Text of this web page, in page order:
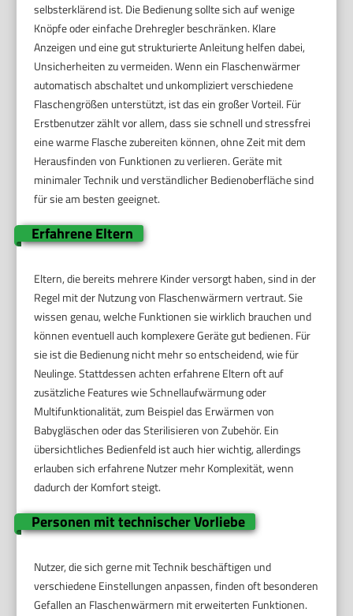
selbsterklärend ist. Die Bedienung sollte sich auf wenige
Knöpfe oder einfache Drehregler beschränken. Klare
Anzeigen und eine gut strukturierte Anleitung helfen dabei,
Unsicherheiten zu vermeiden. Wenn ein Flaschenwärmer
automatisch abschaltet und unkompliziert verschiedene
Flaschengrößen unterstützt, ist das ein großer Vorteil. Für
Erstbenutzer zählt vor allem, dass sie schnell und stressfrei
eine warme Flasche zubereiten können, ohne Zeit mit dem
Herausfinden von Funktionen zu verlieren. Geräte mit
minimaler Technik und verständlicher Bedienoberfläche sind
für sie am besten geeignet.
Erfahrene Eltern
Eltern, die bereits mehrere Kinder versorgt haben, sind in der
Regel mit der Nutzung von Flaschenwärmern vertraut. Sie
wissen genau, welche Funktionen sie wirklich brauchen und
können eventuell auch komplexere Geräte gut bedienen. Für
sie ist die Bedienung nicht mehr so entscheidend, wie für
Neulinge. Stattdessen achten erfahrene Eltern oft auf
zusätzliche Features wie Schnellaufwärmung oder
Multifunktionalität, zum Beispiel das Erwärmen von
Babygläschen oder das Sterilisieren von Zubehör. Ein
übersichtliches Bedienfeld ist auch hier wichtig, allerdings
erlauben sich erfahrene Nutzer mehr Komplexität, wenn
dadurch der Komfort steigt.
Personen mit technischer Vorliebe
Nutzer, die sich gerne mit Technik beschäftigen und
verschiedene Einstellungen anpassen, finden oft besonderen
Gefallen an Flaschenwärmern mit erweiterten Funktionen.